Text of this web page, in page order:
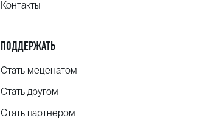
Контакты
ПОДДЕРЖАТЬ
Стать меценатом
Стать другом
Стать партнером